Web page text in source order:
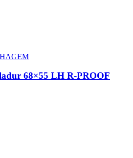
68×55 LH R-PROOF